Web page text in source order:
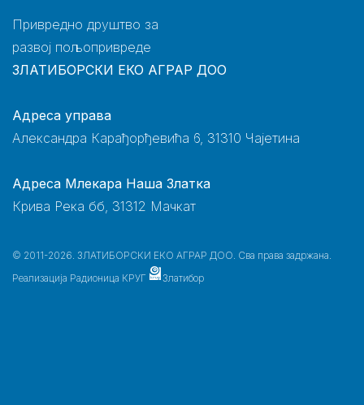
Привредно друштво за
развој пољопривреде
ЗЛАТИБОРСКИ ЕКО АГРАР ДОО
Адреса управа
Александра Карађорђевића 6, 31310 Чајетина
Адреса Млекара Наша Златка
Крива Река бб, 31312 Мачкат
© 2011-2026. ЗЛАТИБОРСКИ ЕКО АГРАР ДОО. Сва права задржана.
Реализација Радионица КРУГ Златибор